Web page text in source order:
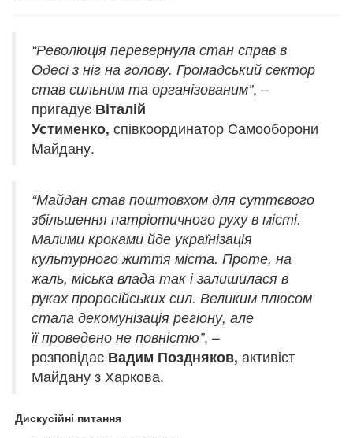
“Революція перевернула стан справ в
Одесі з ніг на голову. Громадський сектор
став сильним та організованим”, –
пригадує Віталій
Устименко, співкоординатор Самооборони
Майдану.
“Майдан став поштовхом для суттєвого
збільшення патріотичного руху в місті.
Малими кроками йде українізація
культурного життя міста. Проте, на
жаль, міська влада так і залишилася в
руках проросійських сил. Великим плюсом
стала декомунізація регіону, але
її проведено не повністю”, –
розповідає Вадим Поздняков, активіст
Майдану з Харкова.
Дискусійні питання